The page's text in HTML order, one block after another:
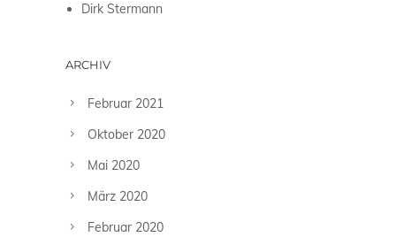
Dirk Stermann
ARCHIV
Februar 2021
Oktober 2020
Mai 2020
März 2020
Februar 2020